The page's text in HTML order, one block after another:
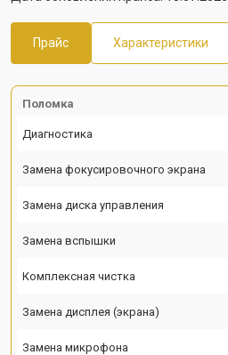
Прайс Характеристики
Поломка
Диагностика
Замена фокусировочного экрана
Замена диска управления
Замена вспышки
Комплексная чистка
Замена дисплея (экрана)
Замена микрофона